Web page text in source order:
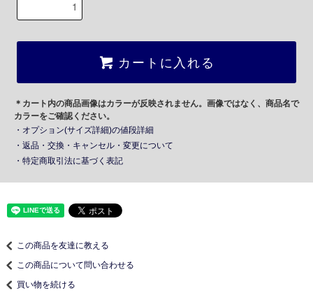
カートに入れる
＊カート内の商品画像はカラーが反映されません。画像ではなく、商品名で
カラーをご確認ください。
・オプション(サイズ詳細)の値段詳細
・返品・交換・キャンセル・変更について
・特定商取引法に基づく表記
この商品を友達に教える
この商品について問い合わせる
買い物を続ける